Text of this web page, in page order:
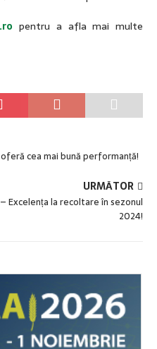
pentru a afla mai multe
cea mai bună performanță!
URMĂTOR
la recoltare în sezonul
2024!